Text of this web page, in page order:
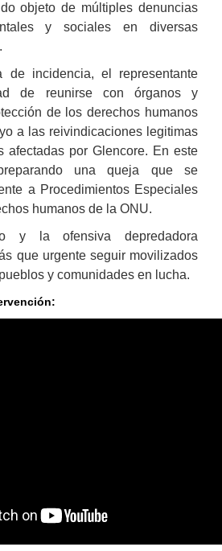
objeto de múltiples denuncias
y sociales en diversas
de incidencia, el representante
de reunirse con órganos y
de los derechos humanos
a las reivindicaciones legitimas
afectadas por Glencore. En este
una queja que se
a Procedimientos Especiales
humanos de la ONU.
y la ofensiva depredadora
que urgente seguir movilizados
y comunidades en lucha.
ón: